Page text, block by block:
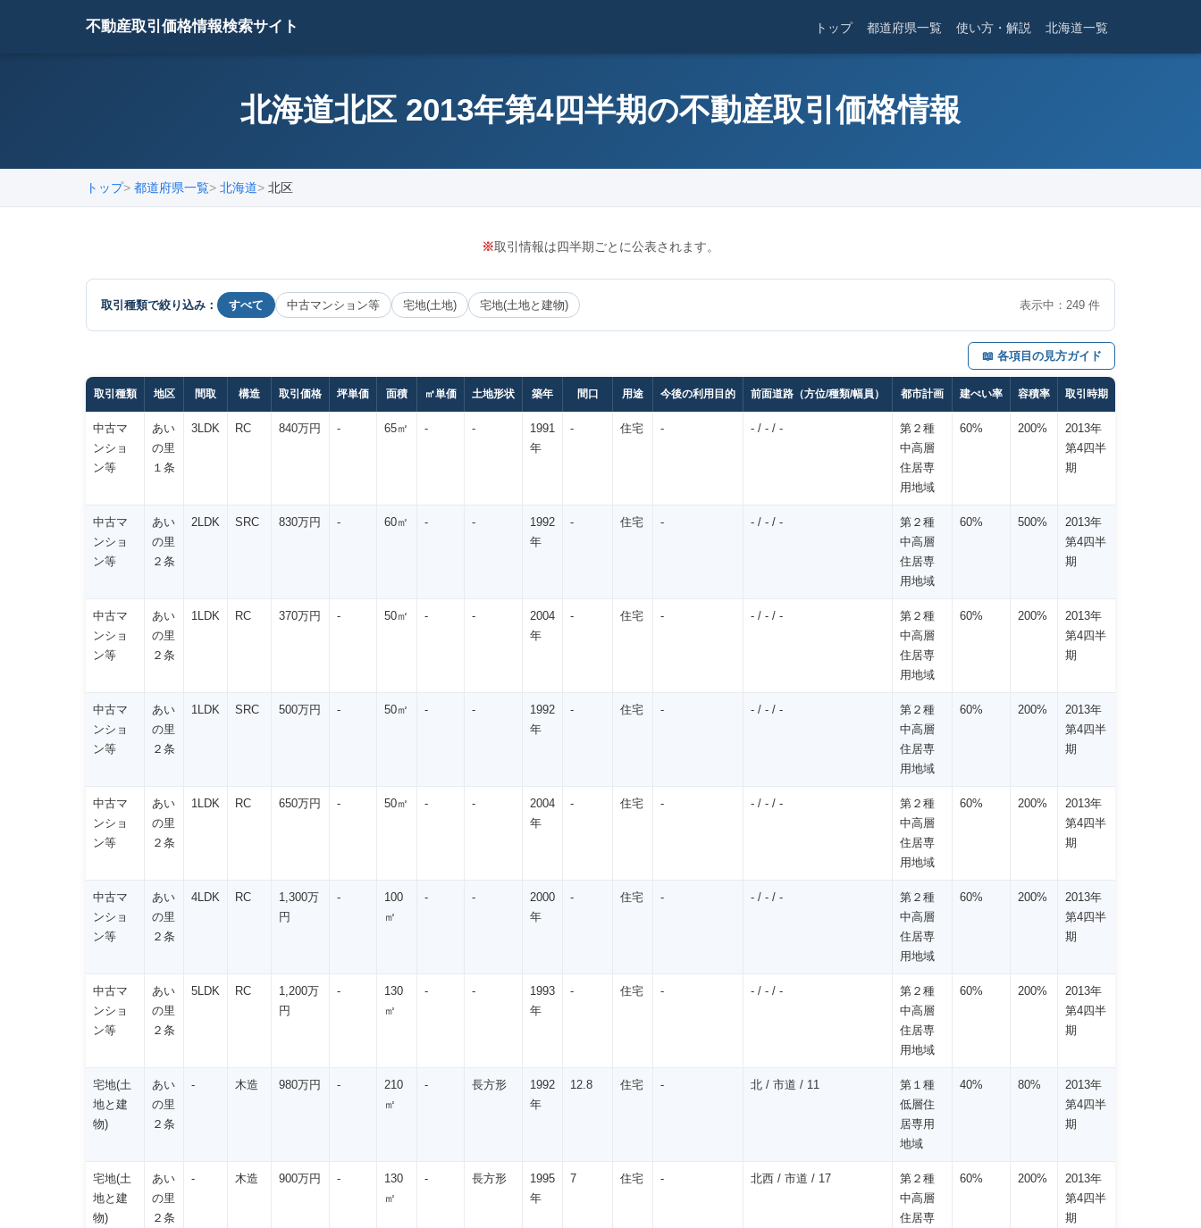
不動産取引価格情報検索サイト トップ 都道府県一覧 使い方・解説 北海道一覧
北海道北区 2013年第4四半期の不動産取引価格情報
トップ 都道府県一覧 北海道 北区
※取引情報は四半期ごとに公表されます。
取引種類で絞り込み： すべて 中古マンション等 宅地(土地) 宅地(土地と建物) 表示中： 249 件
📖 各項目の見方ガイド
取引種類 地区 間取 構造 取引価格 坪単価 面積 ㎡単価 土地形状 築年 間口 用途 今後の利用目的 前面道路（方位/種類/幅員） 都市計画 建ぺい率 容積率 取引時期
中古マ
ンショ
ン等
あい
の里
１条
3LDK RC 840万円 - 65㎡ - -
1991
年
- 住宅 - - / - / -
第２種
中高層
住居専
用地域
60% 200%
2013年
第4四半
期
中古マ
ンショ
ン等
あい
の里
２条
2LDK SRC 830万円 - 60㎡ - -
1992
年
- 住宅 - - / - / -
第２種
中高層
住居専
用地域
60% 500%
2013年
第4四半
期
中古マ
ンショ
ン等
あい
の里
２条
1LDK RC 370万円 - 50㎡ - -
2004
年
- 住宅 - - / - / -
第２種
中高層
住居専
用地域
60% 200%
2013年
第4四半
期
中古マ
ンショ
ン等
あい
の里
２条
1LDK SRC 500万円 - 50㎡ - -
1992
年
- 住宅 - - / - / -
第２種
中高層
住居専
用地域
60% 200%
2013年
第4四半
期
中古マ
ンショ
ン等
あい
の里
２条
1LDK RC 650万円 - 50㎡ - -
2004
年
- 住宅 - - / - / -
第２種
中高層
住居専
用地域
60% 200%
2013年
第4四半
期
中古マ
ンショ
ン等
あい
の里
２条
4LDK RC
1,300万
円
-
100
㎡
- -
2000
年
- 住宅 - - / - / -
第２種
中高層
住居専
用地域
60% 200%
2013年
第4四半
期
中古マ
ンショ
ン等
あい
の里
２条
5LDK RC
1,200万
円
-
130
㎡
- -
1993
年
- 住宅 - - / - / -
第２種
中高層
住居専
用地域
60% 200%
2013年
第4四半
期
宅地(土
地と建
物)
あい
の里
２条
- 木造 980万円 -
210
㎡
- 長方形
1992
年
12.8 住宅 - 北 / 市道 / 11
第１種
低層住
居専用
地域
40% 80%
2013年
第4四半
期
宅地(土
地と建
物)
あい
の里
２条
- 木造 900万円 -
130
㎡
- 長方形
1995
年
7 住宅 - 北西 / 市道 / 17
第２種
中高層
住居専
60% 200%
2013年
第4四半
期